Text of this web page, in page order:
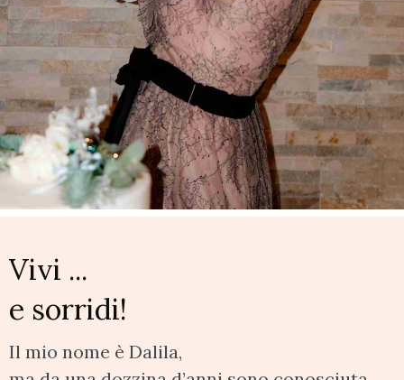
Vivi ...
e sorridi!
Il mio nome è Dalila,